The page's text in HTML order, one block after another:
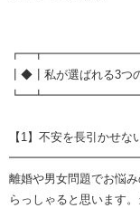
┃◆┃私が選ばれる3つ
【1】不安を長引かせな
離婚や男女問題でお悩
らっしゃると思います